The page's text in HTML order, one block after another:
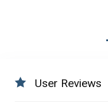
User Reviews